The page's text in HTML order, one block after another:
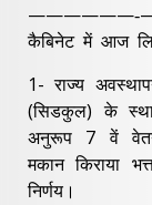
कैबिनेट में आज
1- राज्य
(सिडकुल) के
अनुरूप 7 वें
मकान किराया
निर्णय।